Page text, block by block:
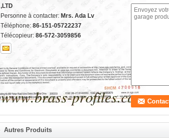
,LTD
Personne à contacter: Mrs. Ada Lv
Téléphone: 86-151-05722237
Télécopieur: 86-572-3059856
Autres Produits